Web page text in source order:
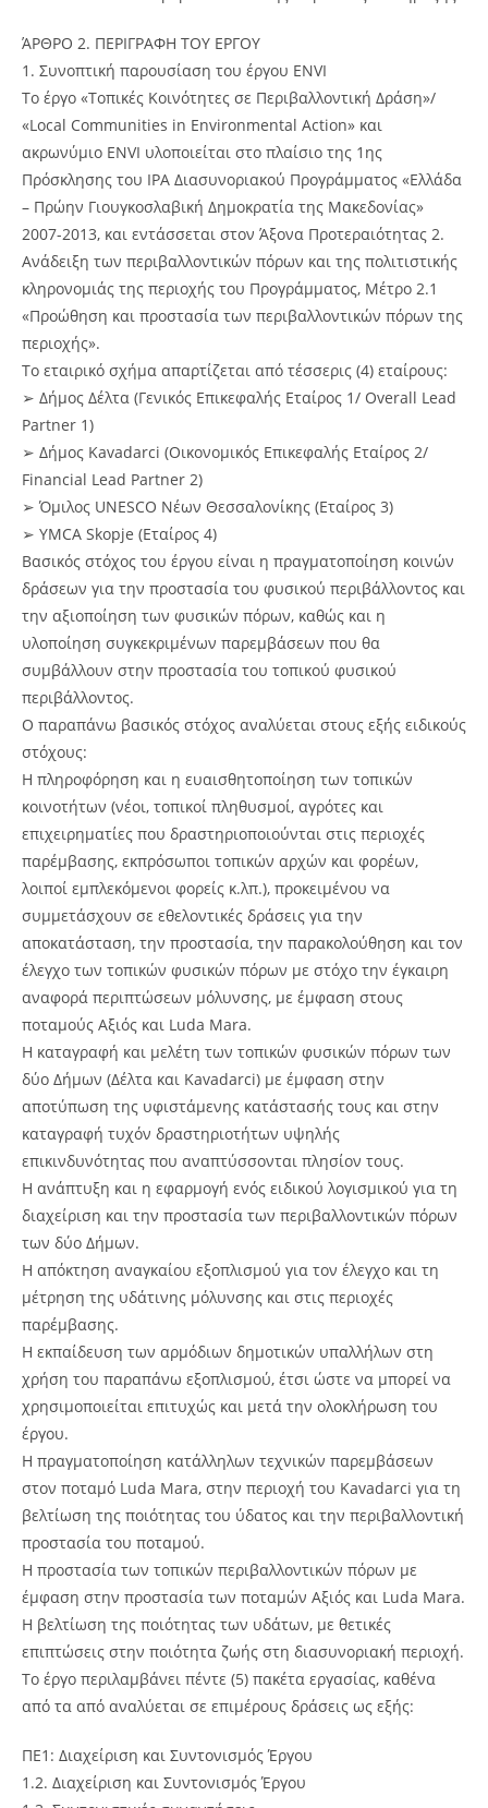
ΆΡΘΡΟ 2. ΠΕΡΙΓΡΑΦΗ ΤΟΥ ΕΡΓΟΥ
1. Συνοπτική παρουσίαση του έργου ENVI
Το έργο «Τοπικές Κοινότητες σε Περιβαλλοντική Δράση»/
«Local Communities in Environmental Action» και
ακρωνύμιο ENVI υλοποιείται στο πλαίσιο της 1ης
Πρόσκλησης του IPA Διασυνοριακού Προγράμματος «Ελλάδα
– Πρώην Γιουγκοσλαβική Δημοκρατία της Μακεδονίας»
2007-2013, και εντάσσεται στον Άξονα Προτεραιότητας 2.
Ανάδειξη των περιβαλλοντικών πόρων και της πολιτιστικής
κληρονομιάς της περιοχής του Προγράμματος, Μέτρο 2.1
«Προώθηση και προστασία των περιβαλλοντικών πόρων της
περιοχής».
Το εταιρικό σχήμα απαρτίζεται από τέσσερις (4) εταίρους:
➢ Δήμος Δέλτα (Γενικός Επικεφαλής Εταίρος 1/ Overall Lead
Partner 1)
➢ Δήμος Kavadarci (Οικονομικός Επικεφαλής Εταίρος 2/
Financial Lead Partner 2)
➢ Όμιλος UNESCO Νέων Θεσσαλονίκης (Εταίρος 3)
➢ YMCA Skopje (Εταίρος 4)
Βασικός στόχος του έργου είναι η πραγματοποίηση κοινών
δράσεων για την προστασία του φυσικού περιβάλλοντος και
την αξιοποίηση των φυσικών πόρων, καθώς και η
υλοποίηση συγκεκριμένων παρεμβάσεων που θα
συμβάλλουν στην προστασία του τοπικού φυσικού
περιβάλλοντος.
Ο παραπάνω βασικός στόχος αναλύεται στους εξής ειδικούς
στόχους:
Η πληροφόρηση και η ευαισθητοποίηση των τοπικών
κοινοτήτων (νέοι, τοπικοί πληθυσμοί, αγρότες και
επιχειρηματίες που δραστηριοποιούνται στις περιοχές
παρέμβασης, εκπρόσωποι τοπικών αρχών και φορέων,
λοιποί εμπλεκόμενοι φορείς κ.λπ.), προκειμένου να
συμμετάσχουν σε εθελοντικές δράσεις για την
αποκατάσταση, την προστασία, την παρακολούθηση και τον
έλεγχο των τοπικών φυσικών πόρων με στόχο την έγκαιρη
αναφορά περιπτώσεων μόλυνσης, με έμφαση στους
ποταμούς Αξιός και Luda Mara.
Η καταγραφή και μελέτη των τοπικών φυσικών πόρων των
δύο Δήμων (Δέλτα και Kavadarci) με έμφαση στην
αποτύπωση της υφιστάμενης κατάστασής τους και στην
καταγραφή τυχόν δραστηριοτήτων υψηλής
επικινδυνότητας που αναπτύσσονται πλησίον τους.
Η ανάπτυξη και η εφαρμογή ενός ειδικού λογισμικού για τη
διαχείριση και την προστασία των περιβαλλοντικών πόρων
των δύο Δήμων.
Η απόκτηση αναγκαίου εξοπλισμού για τον έλεγχο και τη
μέτρηση της υδάτινης μόλυνσης και στις περιοχές
παρέμβασης.
Η εκπαίδευση των αρμόδιων δημοτικών υπαλλήλων στη
χρήση του παραπάνω εξοπλισμού, έτσι ώστε να μπορεί να
χρησιμοποιείται επιτυχώς και μετά την ολοκλήρωση του
έργου.
Η πραγματοποίηση κατάλληλων τεχνικών παρεμβάσεων
στον ποταμό Luda Mara, στην περιοχή του Kavadarci για τη
βελτίωση της ποιότητας του ύδατος και την περιβαλλοντική
προστασία του ποταμού.
Η προστασία των τοπικών περιβαλλοντικών πόρων με
έμφαση στην προστασία των ποταμών Αξιός και Luda Mara.
H βελτίωση της ποιότητας των υδάτων, με θετικές
επιπτώσεις στην ποιότητα ζωής στη διασυνοριακή περιοχή.
Το έργο περιλαμβάνει πέντε (5) πακέτα εργασίας, καθένα
από τα από αναλύεται σε επιμέρους δράσεις ως εξής:
ΠΕ1: Διαχείριση και Συντονισμός Έργου
1.2. Διαχείριση και Συντονισμός Έργου